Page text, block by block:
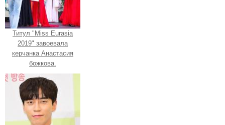
Титул "Miss Eurasia
2019" завоевала
керчанка Анастасия
божкова.